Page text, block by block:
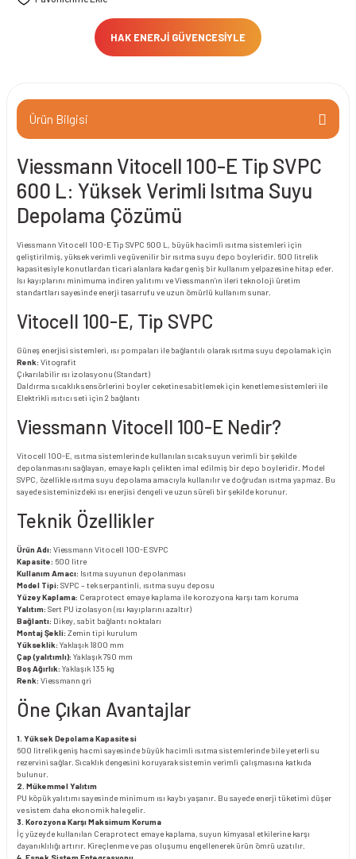
HAK ENERJİ GÜVENCESİYLE
Ürün Bilgisi
Viessmann Vitocell 100-E Tip SVPC
600 L: Yüksek Verimli Isıtma Suyu
Depolama Çözümü
Viessmann Vitocell 100-E Tip SVPC 600 L, büyük hacimli ısıtma sistemleri için
geliştirilmiş, yüksek verimli ve güvenilir bir ısıtma suyu depo boyleridir. 600 litrelik
kapasitesiyle konutlardan ticari alanlara kadar geniş bir kullanım yelpazesine hitap eder.
Isı kayıplarını minimuma indiren yalıtımı ve Viessmann’ın ileri teknoloji üretim
standartları sayesinde enerji tasarrufu ve uzun ömürlü kullanım sunar.
Vitocell 100-E, Tip SVPC
Güneş enerjisi sistemleri, ısı pompaları ile bağlantılı olarak ısıtma suyu depolamak için
Renk: Vitografit
Çıkarılabilir ısı izolasyonu (Standart)
Daldırma sıcaklık sensörlerini boyler ceketine sabitlemek için kenetleme sistemleri ile
Elektrikli ısıtıcı seti için 2 bağlantı
Viessmann Vitocell 100-E Nedir?
Vitocell 100-E, ısıtma sistemlerinde kullanılan sıcak suyun verimli bir şekilde
depolanmasını sağlayan, emaye kaplı çelikten imal edilmiş bir depo boyleridir. Model
SVPC, özellikle ısıtma suyu depolama amacıyla kullanılır ve doğrudan ısıtma yapmaz. Bu
sayede sisteminizdeki ısı enerjisi dengeli ve uzun süreli bir şekilde korunur.
Teknik Özellikler
Ürün Adı: Viessmann Vitocell 100-E SVPC
Kapasite: 600 litre
Kullanım Amacı: Isıtma suyunun depolanması
Model Tipi: SVPC – tek serpantinli, ısıtma suyu deposu
Yüzey Kaplama: Ceraprotect emaye kaplama ile korozyona karşı tam koruma
Yalıtım: Sert PU izolasyon (ısı kayıplarını azaltır)
Bağlantı: Dikey, sabit bağlantı noktaları
Montaj Şekli: Zemin tipi kurulum
Yükseklik: Yaklaşık 1800 mm
Çap (yalıtımlı): Yaklaşık 790 mm
Boş Ağırlık: Yaklaşık 135 kg
Renk: Viessmann gri
Öne Çıkan Avantajlar
1. Yüksek Depolama Kapasitesi
600 litrelik geniş hacmi sayesinde büyük hacimli ısıtma sistemlerinde bile yeterli su
rezervini sağlar. Sıcaklık dengesini koruyarak sistemin verimli çalışmasına katkıda
bulunur.
2. Mükemmel Yalıtım
PU köpük yalıtımı sayesinde minimum ısı kaybı yaşanır. Bu sayede enerji tüketimi düşer
ve sistem daha ekonomik hale gelir.
3. Korozyona Karşı Maksimum Koruma
İç yüzeyde kullanılan Ceraprotect emaye kaplama, suyun kimyasal etkilerine karşı
dayanıklılığı artırır. Kireçlenme ve pas oluşumu engellenerek ürün ömrü uzatılır.